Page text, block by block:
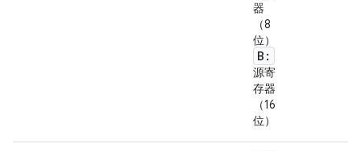
器
（8
位）
B:
源寄
存器
（16
位）